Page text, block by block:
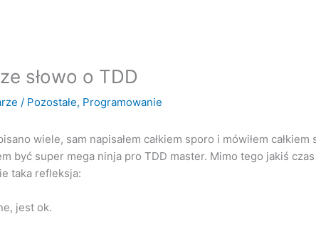
słowo o TDD
/ Pozostałe, Programowanie
wiele, sam napisałem całkiem sporo i mówiłem
być super mega ninja pro TDD master. Mimo tego jakiś
taka refleksja:
jest ok.